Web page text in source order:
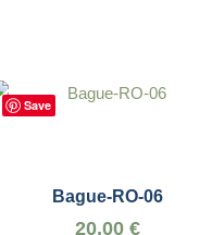
Save
Bague-RO-06
20,00 €